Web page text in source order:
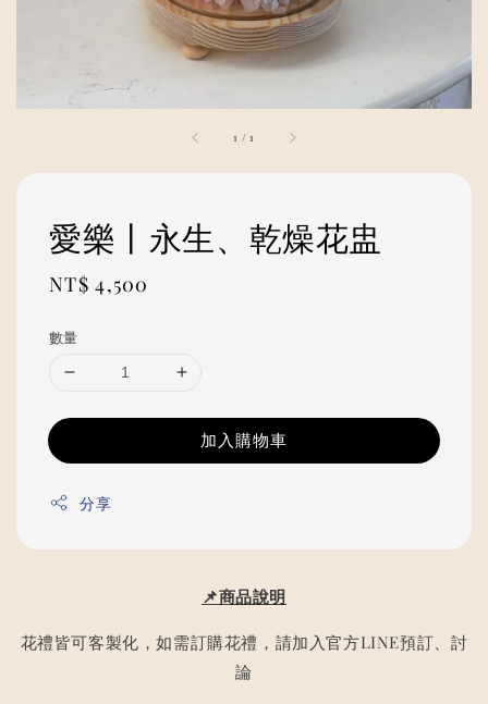
1 /1
愛樂丨永生、乾燥花盅
Regular
NT$ 4,500
數量
加入購物車
分享
📌商品說明
花禮皆可客製化，如需訂購花禮，請加入官方LINE預訂、討
論